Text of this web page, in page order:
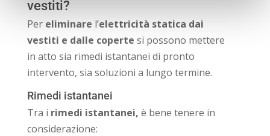
vestiti?
Per eliminare l’elettricità statica dai
vestiti e dalle coperte si possono mettere
in atto sia rimedi istantanei di pronto
intervento, sia soluzioni a lungo termine.
Rimedi istantanei
Tra i rimedi istantanei, è bene tenere in
considerazione: